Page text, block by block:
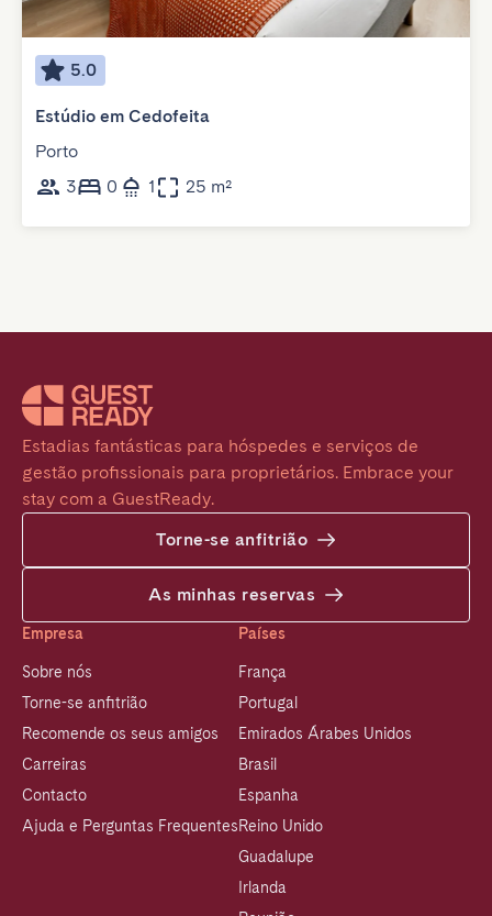
5.0
Estúdio em Cedofeita
Porto
3
0 1 25 m²
Estadias fantásticas para hóspedes e serviços de
gestão profissionais para proprietários. Embrace your
stay com a GuestReady.
Torne-se anfitrião
As minhas reservas
Empresa
Sobre nós
Torne-se anfitrião
Recomende os seus amigos
Carreiras
Contacto
Ajuda e Perguntas Frequentes
Países
França
Portugal
Emirados Árabes Unidos
Brasil
Espanha
Reino Unido
Guadalupe
Irlanda